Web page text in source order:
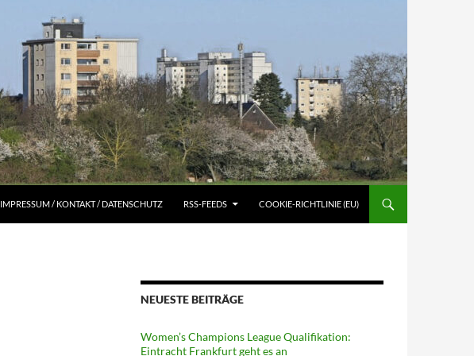
IMPRESSUM / KONTAKT / DATENSCHUTZ RSS-FEEDS COOKIE-RICHTLINIE (EU)
NEUESTE BEITRÄGE
Women’s Champions League Qualifikation:
Eintracht Frankfurt geht es an